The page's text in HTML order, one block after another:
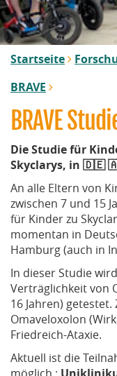
Startseite
BRAVE
BRAVE
Die Studie für
Skyclarys, in
An alle Eltern von
zwischen 7 und 15
für Kinder zu
momentan in
Hamburg (auch in
In dieser Studie
Verträglichkeit von
16 Jahren)
Omaveloxolon
Friedreich-Ataxie.
Aktuell ist die